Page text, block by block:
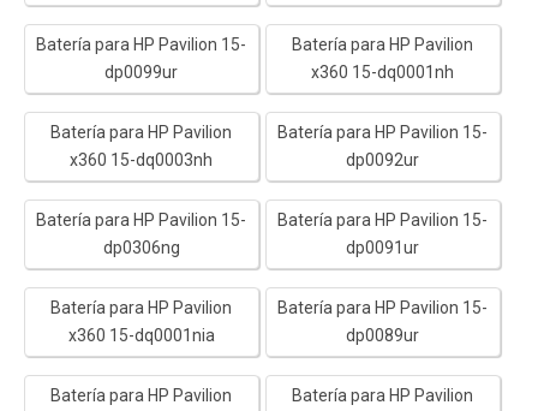
Batería para HP Pavilion 15-
dp0099ur
Batería para HP Pavilion
x360 15-dq0001nh
Batería para HP Pavilion
x360 15-dq0003nh
Batería para HP Pavilion 15-
dp0092ur
Batería para HP Pavilion 15-
dp0306ng
Batería para HP Pavilion 15-
dp0091ur
Batería para HP Pavilion
x360 15-dq0001nia
Batería para HP Pavilion 15-
dp0089ur
Batería para HP Pavilion
Batería para HP Pavilion